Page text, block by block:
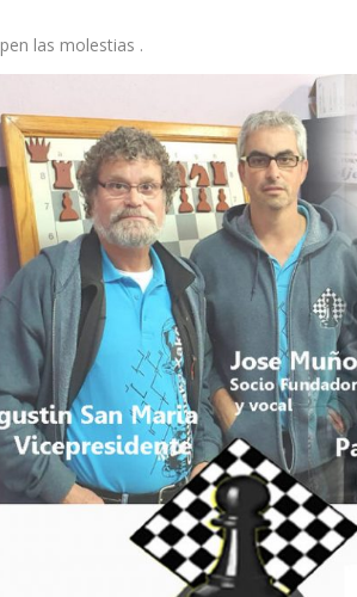
las molestias .